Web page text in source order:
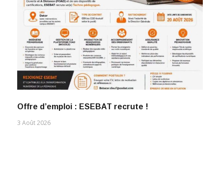
Offre d’emploi : ESEBAT recrute !
3 Août 2026